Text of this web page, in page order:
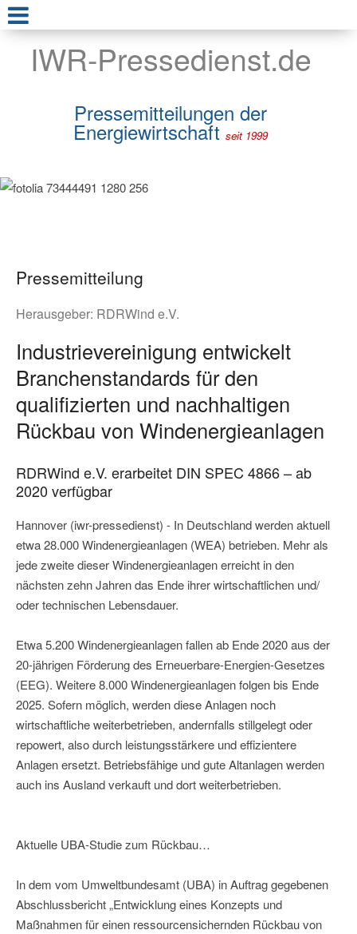
IWR-Pressedienst.de
Pressemitteilungen der
Energiewirtschaft seit 1999
Pressemitteilung
Herausgeber: RDRWind e.V.
Industrievereinigung entwickelt
Branchenstandards für den
qualifizierten und nachhaltigen
Rückbau von Windenergieanlagen
RDRWind e.V. erarbeitet DIN SPEC 4866 – ab
2020 verfügbar
Hannover (iwr-pressedienst) - In Deutschland werden aktuell
etwa 28.000 Windenergieanlagen (WEA) betrieben. Mehr als
jede zweite dieser Windenergieanlagen erreicht in den
nächsten zehn Jahren das Ende ihrer wirtschaftlichen und/
oder technischen Lebensdauer.
Etwa 5.200 Windenergieanlagen fallen ab Ende 2020 aus der
20-jährigen Förderung des Erneuerbare-Energien-Gesetzes
(EEG). Weitere 8.000 Windenergieanlagen folgen bis Ende
2025. Sofern möglich, werden diese Anlagen noch
wirtschaftliche weiterbetrieben, andernfalls stillgelegt oder
repowert, also durch leistungsstärkere und effizientere
Anlagen ersetzt. Betriebsfähige und gute Altanlagen werden
auch ins Ausland verkauft und dort weiterbetrieben.
Aktuelle UBA-Studie zum Rückbau…
In dem vom Umweltbundesamt (UBA) in Auftrag gegebenen
Abschlussbericht „Entwicklung eines Konzepts und
Maßnahmen für einen ressourcensichernden Rückbau von